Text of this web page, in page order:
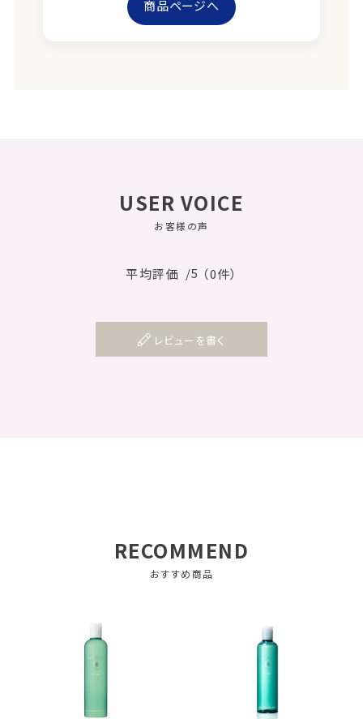
商品ページへ
USER VOICE
お客様の声
平均評価 /5 （0件）
レビューを書く
RECOMMEND
おすすめ商品